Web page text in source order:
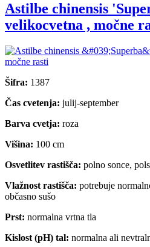
Astilbe chinensis
velikocvetna , močne
Šifra: 1387
Čas cvetenja: julij-september
Barva cvetja: roza
Višina: 100 cm
Osvetlitev rastišča: polno sonce,
Vlažnost rastišča: potrebuje
občasno sušo
Prst: normalna vrtna tla
Kislost (pH) tal: normalna ali